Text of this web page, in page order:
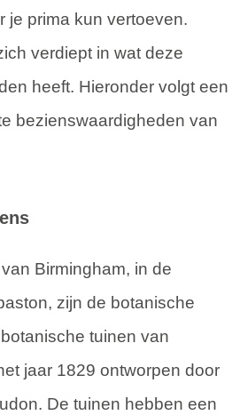
je prima kun vertoeven.
verdiept in wat deze
heeft. Hieronder volgt een
bezienswaardigheden van
Birmingham, in de
zijn de botanische
tuinen van
jaar 1829 ontworpen door
De tuinen hebben een